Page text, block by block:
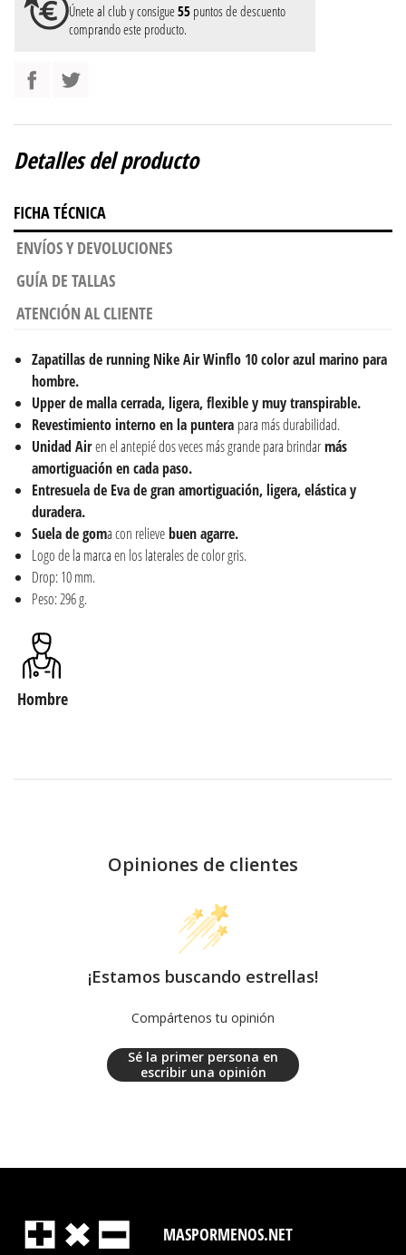
Únete al club y consigue55 puntos de descuento
comprando este producto.
Detalles del producto
FICHA TÉCNICA
ENVÍOS Y DEVOLUCIONES
GUÍA DE TALLAS
ATENCIÓN AL CLIENTE
Zapatillas de running Nike Air Winflo 10 color azul marino para
hombre.
Upper de malla cerrada, ligera, flexible y muy transpirable.
Revestimiento interno en la puntera para más durabilidad.
Unidad Airen el antepié dos veces más grande para brindarmás
amortiguación en cada paso.
Entresuela de Eva de gran amortiguación, ligera, elástica y
duradera.
Suela de goma con relievebuen agarre.
Logo de la marca en los laterales de color gris.
Drop: 10 mm.
Peso: 296 g.
Hombre
Opiniones de clientes
¡Estamos buscando estrellas!
Compártenos tu opinión
Sé la primer persona en
escribir una opinión
MASPORMENOS.NET